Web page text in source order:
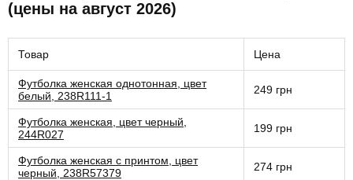
(цены на август 2026)
Товар Цена
Футболка женская однотонная, цвет
белый, 238R111-1
249 грн
Футболка женская, цвет черный,
244R027
199 грн
Футболка женская с принтом, цвет
черный, 238R57379
274 грн